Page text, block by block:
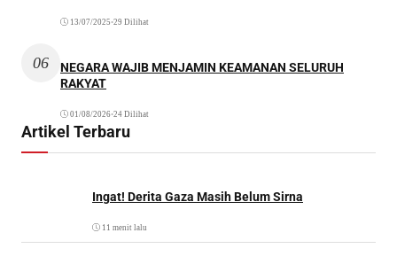
13/07/2025 •29 Dilihat
06
NEGARA WAJIB MENJAMIN KEAMANAN SELURUH
RAKYAT
01/08/2026•24 Dilihat
Artikel Terbaru
Ingat! Derita Gaza Masih Belum Sirna
11 menit lalu